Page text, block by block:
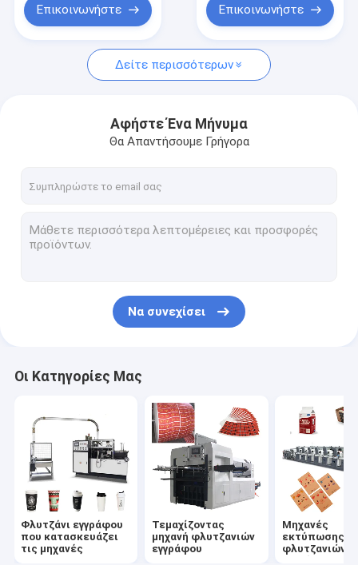
Φλυτζάνι εγγράφου που κατασκευάζει τις μηχανές
Τεμαχίζοντας μηχανή φλυτζανιών εγγράφου
Μηχανή καλαθακιών με φαγητό εγγράφου
Μηχανή συσκευασίας φλυτζανιών εγγράφου
Μηχανή κατασκευής τσαντών εγγράφου
Πιάτο εγγράφου που κατασκευάζει τις μηχανές
Έγγραφο που σκίζει τις μηχανές
Μηχανή καπακιών φλυτζανιών
Πρώτη ύλη φλυτζανιών εγγράφου
Επικοινωνήστε Επικοινωνήστε
Δείτε περισσότερων
Αφήστε Ένα Μήνυμα
Θα Απαντήσουμε Γρήγορα
Να συνεχίσει
Οι Κατηγορίες Μας
Φλυτζάνι εγγράφου
που κατασκευάζει
τις μηχανές
Τεμαχίζοντας
μηχανή φλυτζανιών
εγγράφου
Μηχανές
εκτύπωσης
φλυτζανιών